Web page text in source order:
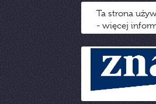
Ta strona
- więcej